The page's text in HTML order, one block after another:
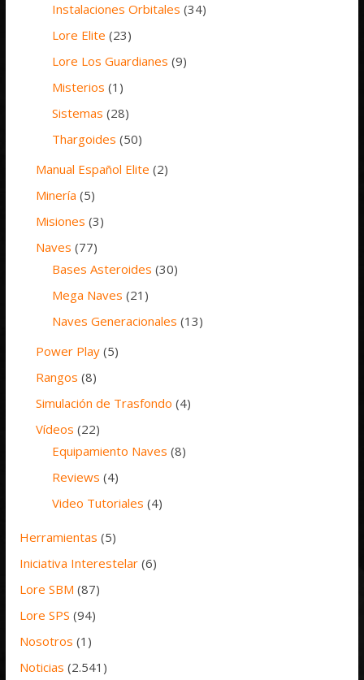
Instalaciones Orbitales (34)
Lore Elite (23)
Lore Los Guardianes (9)
Misterios (1)
Sistemas (28)
Thargoides (50)
Manual Español Elite (2)
Minería (5)
Misiones (3)
Naves (77)
Bases Asteroides (30)
Mega Naves (21)
Naves Generacionales (13)
Power Play (5)
Rangos (8)
Simulación de Trasfondo (4)
Vídeos (22)
Equipamiento Naves (8)
Reviews (4)
Video Tutoriales (4)
Herramientas (5)
Iniciativa Interestelar (6)
Lore SBM (87)
Lore SPS (94)
Nosotros (1)
Noticias (2.541)